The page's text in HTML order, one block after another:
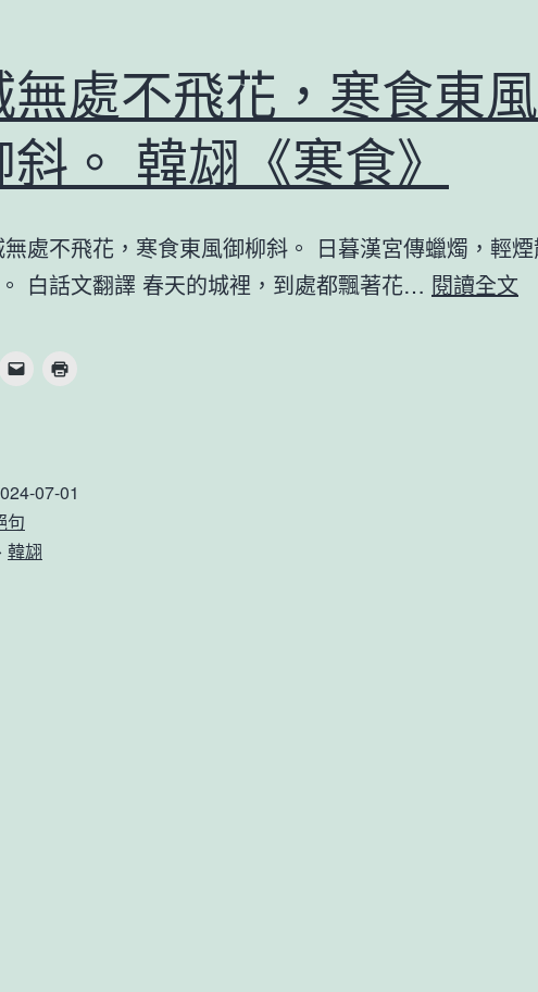
無處不飛花，寒食東風
。 韓翃《寒食》
處不飛花，寒食東風御柳斜。 日暮漢宮傳蠟燭，輕
白話文翻譯 春天的城裡，到處都飄著花… 閱讀全文
07-01
句
韓翃